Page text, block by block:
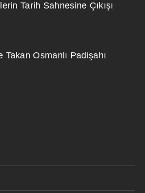
Tarih Sahnesine Çıkışı
Takan Osmanlı Padişahı